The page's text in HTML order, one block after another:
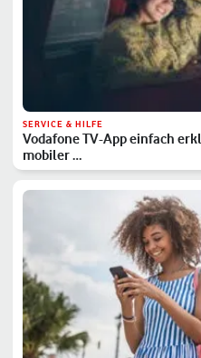
SERVICE & HILFE
Vodafone TV-App einfach
mobiler …